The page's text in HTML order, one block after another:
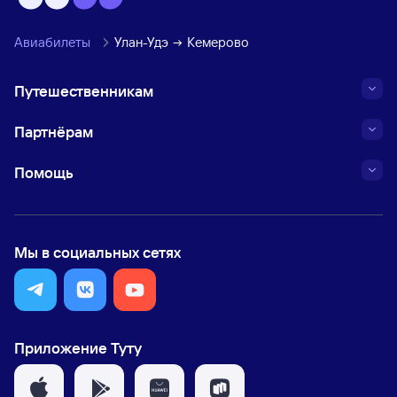
Авиабилеты Улан-Удэ Кемерово
Путешественникам
Партнёрам
Помощь
Мы в социальных сетях
Приложение Туту